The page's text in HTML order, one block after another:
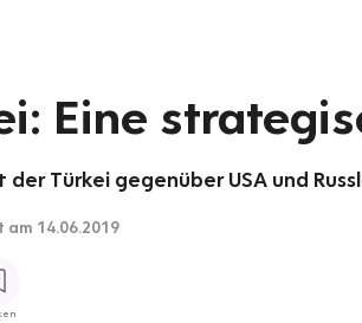
Eine
Türkei gegenüber USA und
am 14.06.2019